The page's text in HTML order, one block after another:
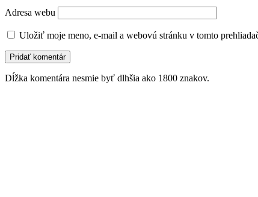
Adresa webu
Uložiť moje meno, e-mail a webovú stránku v tomto
Dĺžka komentára nesmie byť dlhšia ako 1800 znakov.